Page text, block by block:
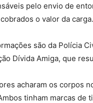
pelo envio de
o valor da carga.
são da Polícia
Dívida Amiga, que
acharam os corpos
tinham marcas de